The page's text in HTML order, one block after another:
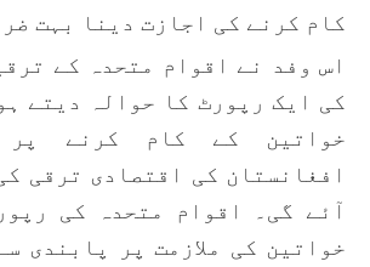
کام کرنے کی اجازت دینا بہت
اس وفد نے اقوام متحدہ کے
کی ایک رپورٹ کا حوالہ دیتے
خواتین کے کام کرنے پر
افغانستان کی اقتصادی ترقی
آئے گی۔ اقوام متحدہ کی
خواتین کی ملازمت پر پابندی